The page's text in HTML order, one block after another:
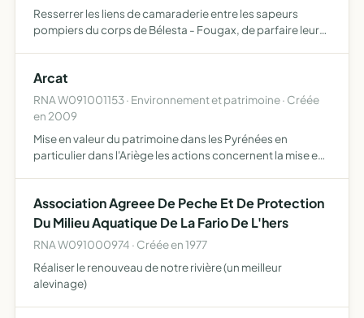
Resserrer les liens de camaraderie entre les sapeurs
pompiers du corps de Bélesta - Fougax, de parfaire leurs
Arcat
RNA W091001153 · Environnement et patrimoine · Créée
en 2009
Mise en valeur du patrimoine dans les Pyrénées en
particulier dans l'Ariège les actions concernent la mise en
Association Agreee De Peche Et De Protection
Du Milieu Aquatique De La Fario De L'hers
RNA W091000974 · Créée en 1977
Réaliser le renouveau de notre rivière (un meilleur
alevinage)